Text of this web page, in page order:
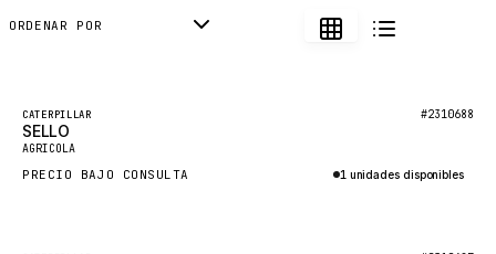
DONALDSON
HIDROMEK
MANITOU
ORDENAR POR
Destacado
Nuevo
CATERPILLAR #2310688
SELLO
AGRICOLA
PRECIO BAJO CONSULTA 1 unidades disponibles